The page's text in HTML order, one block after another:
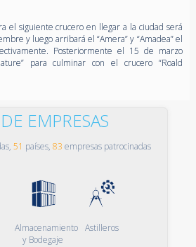
el siguiente crucero en llegar a la ciudad será
y luego arribará el “Amera” y “Amadea” el
Posteriormente el 15 de marzo
para culminar con el crucero “Roald
EMPRESAS
51 países, 83 empresas patrocinadas
Almacenamiento
y Bodegaje
Astilleros